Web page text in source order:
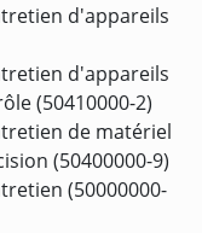
d'appareils
d'appareils
(50410000-2)
de matériel
(50400000-9)
(50000000-